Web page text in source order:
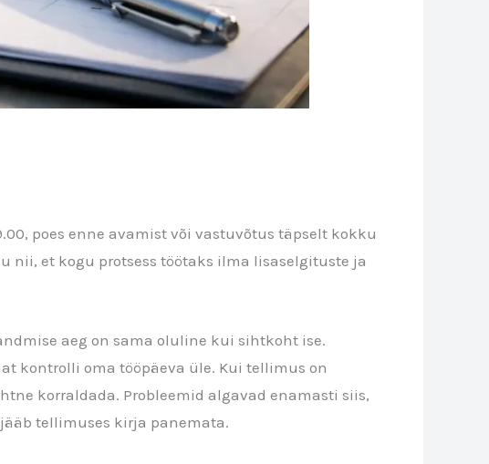
poes enne avamist või vastuvõtus täpselt kokku
et kogu protsess töötaks ilma lisaselgituste ja
aeg on sama oluline kui sihtkoht ise.
kontrolli oma tööpäeva üle. Kui tellimus on
korraldada. Probleemid algavad enamasti siis,
tellimuses kirja panemata.